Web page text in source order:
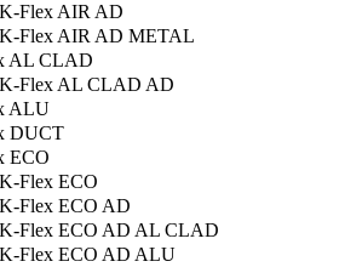
K-Flex AIR AD
K-Flex AIR AD METAL
AL CLAD
K-Flex AL CLAD AD
ALU
DUCT
ECO
K-Flex ECO
K-Flex ECO AD
K-Flex ECO AD AL CLAD
K-Flex ECO AD ALU